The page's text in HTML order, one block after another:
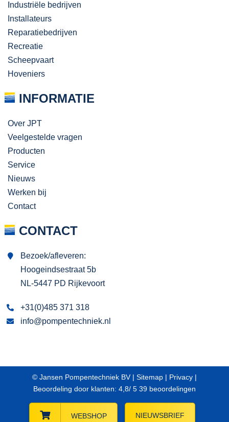
Industriële bedrijven
Installateurs
Reparatiebedrijven
Recreatie
Scheepvaart
Hoveniers
INFORMATIE
Over JPT
Veelgestelde vragen
Producten
Service
Nieuws
Werken bij
Contact
CONTACT
Bezoek/afleveren:
Hoogeindsestraat 5b
NL-5447 PD Rijkevoort
+31(0)485 371 318
info@pompentechniek.nl
© Jansen Pompentechniek BV | Sitemap | Privacy |
Beoordeling door klanten: 4,8/ 5 39 beoordelingen
WEBSHOP NIEUWSBRIEF